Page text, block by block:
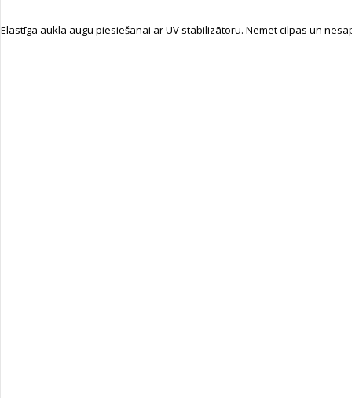
Elastīga aukla augu piesiešanai ar UV stabilizātoru. Nemet cilpas un